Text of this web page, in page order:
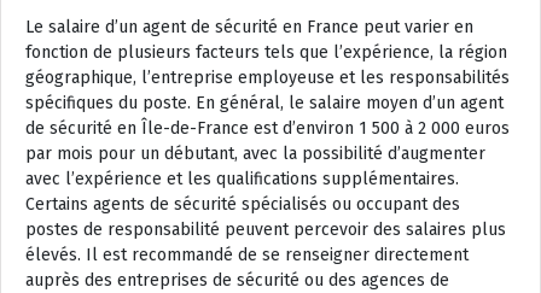
Le salaire d’un agent de sécurité en France peut varier en
fonction de plusieurs facteurs tels que l’expérience, la région
géographique, l’entreprise employeuse et les responsabilités
spécifiques du poste. En général, le salaire moyen d’un agent
de sécurité en Île-de-France est d’environ 1 500 à 2 000 euros
par mois pour un débutant, avec la possibilité d’augmenter
avec l’expérience et les qualifications supplémentaires.
Certains agents de sécurité spécialisés ou occupant des
postes de responsabilité peuvent percevoir des salaires plus
élevés. Il est recommandé de se renseigner directement
auprès des entreprises de sécurité ou des agences de